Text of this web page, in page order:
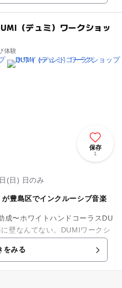
（デュミ）ワークショッ
体験
保存
1
(日) 日のみ
豊島区でインクルーシブ音楽
成〜ホワイトハンドコーラスDU
をみる